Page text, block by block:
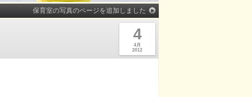
保育室の写真のページを追加しました
4
4月
2012